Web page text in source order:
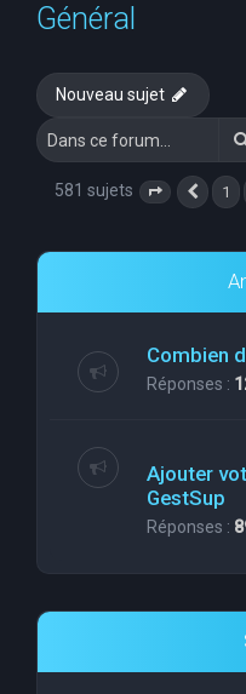
Général
Nouveau sujet
581 sujets Page 4 sur
1
Combien
Réponses :
Ajouter
GestSup
Réponses :